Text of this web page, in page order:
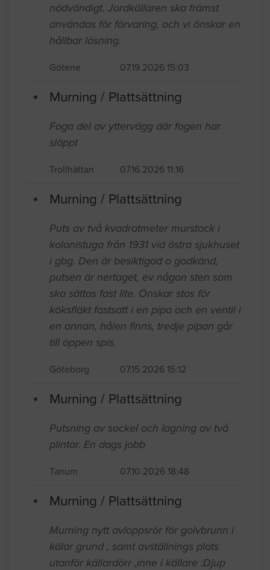
nödvändigt. Jordkällaren ska främst
användas för förvaring, och vi önskar en
hållbar lösning.
Götene 07.19.2026 15:03
Murning / Plattsättning
Foga del av yttervägg där fogen har
släppt
Trollhättan 07.16.2026 11:16
Murning / Plattsättning
Puts av två kvadratmeter murstock i
kolonistuga från 1931 vid östra sjukhuset
i gbg. Den är besiktigad o godkänd,
putsen är nertaget, ev någon sten som
ska sättas fast lite. Önskar stos för
köksfläkt fastsatt i en pipa och en ventil i
en annan, hålen finns, tredje pipan går
till öppen spis.
Göteborg 07.15.2026 15:12
Murning / Plattsättning
Putsning av sockel och lagning av två
plintar. En dags jobb
Tanum 07.10.2026 18:48
Murning / Plattsättning
Murning nytt avloppsrör för golvbrunn i
kälar grund , samt avställnings plats
utanför källardörr ,inne i källare :Djup